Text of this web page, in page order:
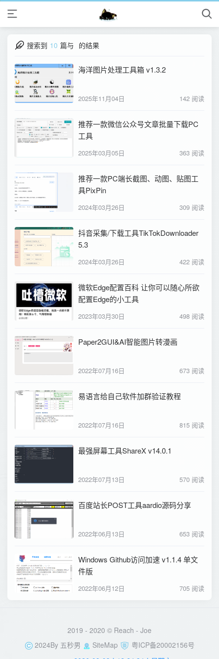
搜索到 10 篇与 的结果
海洋图片处理工具箱 v1.3.2
2025年11月04日 142 阅读
推荐一款微信公众号文章批量下载PC
工具
2025年03月05日 363 阅读
推荐一款PC端长截图、动图、贴图工
具PixPin
2024年03月26日 309 阅读
抖音采集/下载工具TikTokDownloader
5.3
2024年03月26日 422 阅读
微软Edge配置百科 让你可以随心所欲
配置Edge的小工具
2023年03月30日 498 阅读
Paper2GUI&AI智能图片转漫画
2022年07月16日 673 阅读
易语言给自己软件加群验证教程
2022年07月16日 815 阅读
最强屏幕工具ShareX v14.0.1
2022年07月13日 570 阅读
百度站长POST工具aardio源码分享
2022年06月13日 653 阅读
Windows Github访问加速 v1.1.4 单文
件版
2022年06月12日 705 阅读
2019 - 2020 © Reach - Joe
2024By 五秒男 SiteMap
粤ICP备20002156号